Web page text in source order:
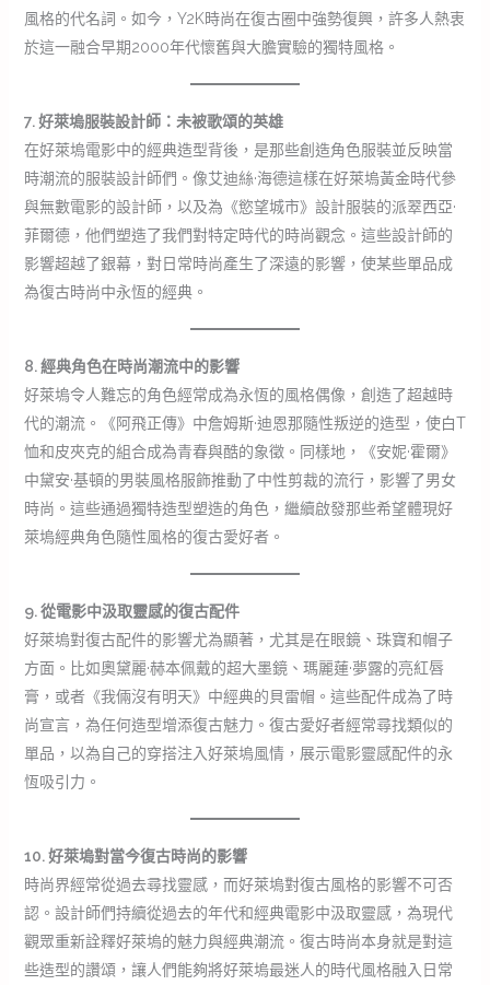
風格的代名詞。如今，Y2K時尚在復古圈中強勢復興，許多人熱衷
於這一融合早期2000年代懷舊與大膽實驗的獨特風格。
7. 好萊塢服裝設計師：未被歌頌的英雄
在好萊塢電影中的經典造型背後，是那些創造角色服裝並反映當
時潮流的服裝設計師們。像艾迪絲·海德這樣在好萊塢黃金時代參
與無數電影的設計師，以及為《慾望城市》設計服裝的派翠西亞·
菲爾德，他們塑造了我們對特定時代的時尚觀念。這些設計師的
影響超越了銀幕，對日常時尚產生了深遠的影響，使某些單品成
為復古時尚中永恆的經典。
8. 經典角色在時尚潮流中的影響
好萊塢令人難忘的角色經常成為永恆的風格偶像，創造了超越時
代的潮流。《阿飛正傳》中詹姆斯·迪恩那隨性叛逆的造型，使白T
恤和皮夾克的組合成為青春與酷的象徵。同樣地，《安妮·霍爾》
中黛安·基頓的男裝風格服飾推動了中性剪裁的流行，影響了男女
時尚。這些通過獨特造型塑造的角色，繼續啟發那些希望體現好
萊塢經典角色隨性風格的復古愛好者。
9. 從電影中汲取靈感的復古配件
好萊塢對復古配件的影響尤為顯著，尤其是在眼鏡、珠寶和帽子
方面。比如奧黛麗·赫本佩戴的超大墨鏡、瑪麗蓮·夢露的亮紅唇
膏，或者《我倆沒有明天》中經典的貝雷帽。這些配件成為了時
尚宣言，為任何造型增添復古魅力。復古愛好者經常尋找類似的
單品，以為自己的穿搭注入好萊塢風情，展示電影靈感配件的永
恆吸引力。
10. 好萊塢對當今復古時尚的影響
時尚界經常從過去尋找靈感，而好萊塢對復古風格的影響不可否
認。設計師們持續從過去的年代和經典電影中汲取靈感，為現代
觀眾重新詮釋好萊塢的魅力與經典潮流。復古時尚本身就是對這
些造型的讚頌，讓人們能夠將好萊塢最迷人的時代風格融入日常